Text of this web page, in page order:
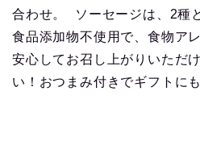
合わせ。 ソーセージは、2種
食品添加物不使用で、食物ア
安心してお召し上がりいただ
い！おつまみ付きでギフトに